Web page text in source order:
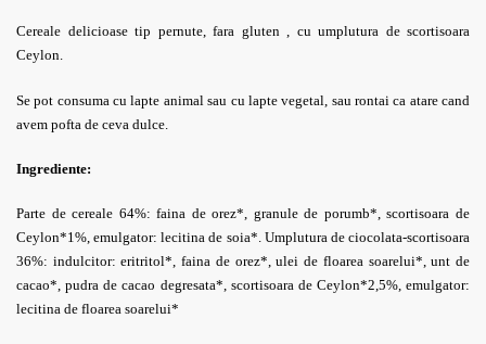
Cereale delicioase tip pernute, fara gluten , cu umplutura de scortisoara
Ceylon.
Se pot consuma cu lapte animal sau cu lapte vegetal, sau rontai ca atare cand
avem pofta de ceva dulce.
Ingrediente:
Parte de cereale 64%: faina de orez*, granule de porumb*, scortisoara de
Ceylon*1%, emulgator: lecitina de soia*. Umplutura de ciocolata-scortisoara
36%: indulcitor: eritritol*, faina de orez*, ulei de floarea soarelui*, unt de
cacao*, pudra de cacao degresata*, scortisoara de Ceylon*2,5%, emulgator:
lecitina de floarea soarelui*